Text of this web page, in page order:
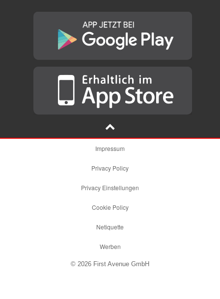
Impressum
Privacy Policy
Privacy Einstellungen
Cookie Policy
Netiquette
Werben
© 2026 First Avenue GmbH